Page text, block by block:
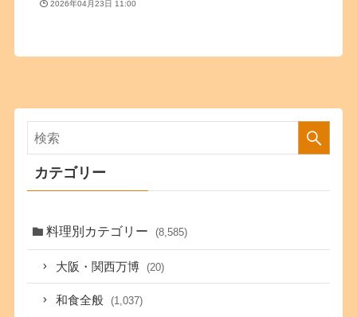
2026年04月23日 11:00
カテゴリー
料理別カテゴリー (8,585)
大阪・関西万博 (20)
和食全般 (1,037)